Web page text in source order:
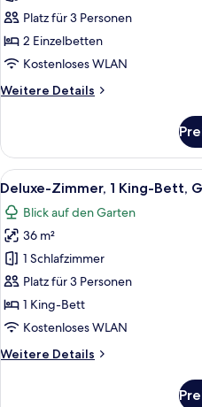
Zweibettzimmer,
2 Einzelbetten
anzeigen
Platz für 3 Personen
2 Einzelbetten
Kostenloses WLAN
Weitere Details
Weitere
Zweibettzimmer,
2 Einzelbetten
Alle
Fotos
für
Deluxe-
Zimmer,
1 King-
Bett,
Gartenblick
7
Deluxe-Zimmer, 1 King-Bett,
Blick auf den Garten
36 m²
1 Schlafzimmer
Platz für 3 Personen
1 King-Bett
Kostenloses WLAN
Weitere Details
Weitere